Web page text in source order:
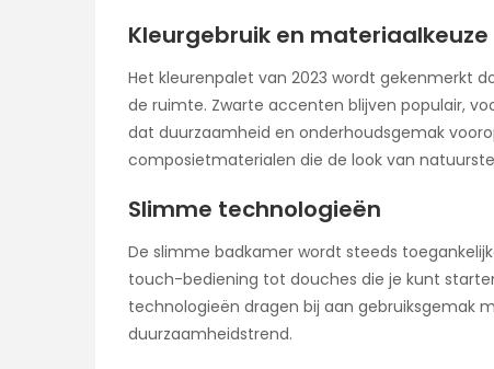
Kleurgebruik en materiaalkeuze
Het kleurenpalet van 2023 wordt gekenmerkt
de ruimte. Zwarte accenten blijven populair,
dat duurzaamheid en onderhoudsgemak
composietmaterialen die de look van
Slimme technologieën
De slimme badkamer wordt steeds
touch-bediening tot douches die je kunt
technologieën dragen bij aan gebruiksgemak
duurzaamheidstrend.